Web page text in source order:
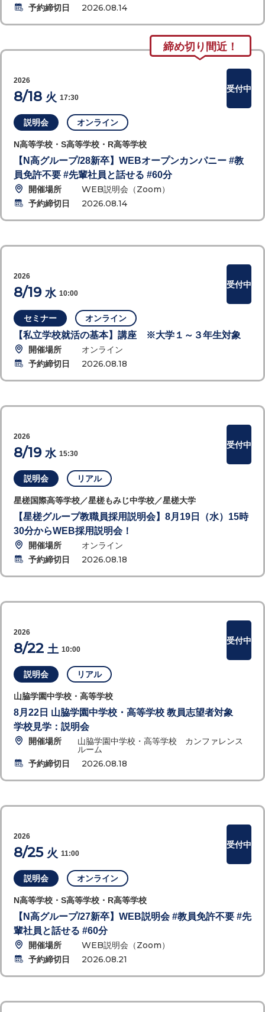
予約締切日 2026.08.14
締め切り間近！
説明会 オンライン
N高等学校・S高等学校・R高等学校
【N高グループ/28新卒】WEBオープンカンパニー #教
員免許不要 #先輩社員と話せる #60分
開催場所
WEB説明会（Zoom）
予約締切日
2026.08.14
2026
8/18 火 17:30
受付中
セミナー オンライン
【私立学校就活の基本】講座 ※大学１～３年生対象
開催場所
オンライン
予約締切日
2026.08.18
2026
8/19 水 10:00
受付中
説明会 リアル
星槎国際高等学校／星槎もみじ中学校／星槎大学
【星槎グループ教職員採用説明会】8月19日（水）15時
30分からWEB採用説明会！
開催場所
オンライン
予約締切日
2026.08.18
2026
8/19 水 15:30
受付中
説明会 リアル
山脇学園中学校・高等学校
8月22日 山脇学園中学校・高等学校 教員志望者対象
学校見学：説明会
開催場所 山脇学園中学校・高等学校 カンファレンス
ルーム
予約締切日
2026.08.18
2026
8/22 土 10:00
受付中
説明会 オンライン
N高等学校・S高等学校・R高等学校
【N高グループ/27新卒】WEB説明会 #教員免許不要 #先
輩社員と話せる #60分
開催場所
WEB説明会（Zoom）
予約締切日
2026.08.21
2026
8/25 火 11:00
受付中